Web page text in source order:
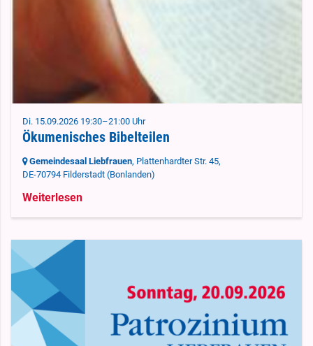
Di. 15.09.2026 19:30–21:00 Uhr
Ökumenisches Bibelteilen
Gemeindesaal Liebfrauen, Plattenhardter Str. 45,
DE-70794 Filderstadt (Bonlanden)
Weiterlesen